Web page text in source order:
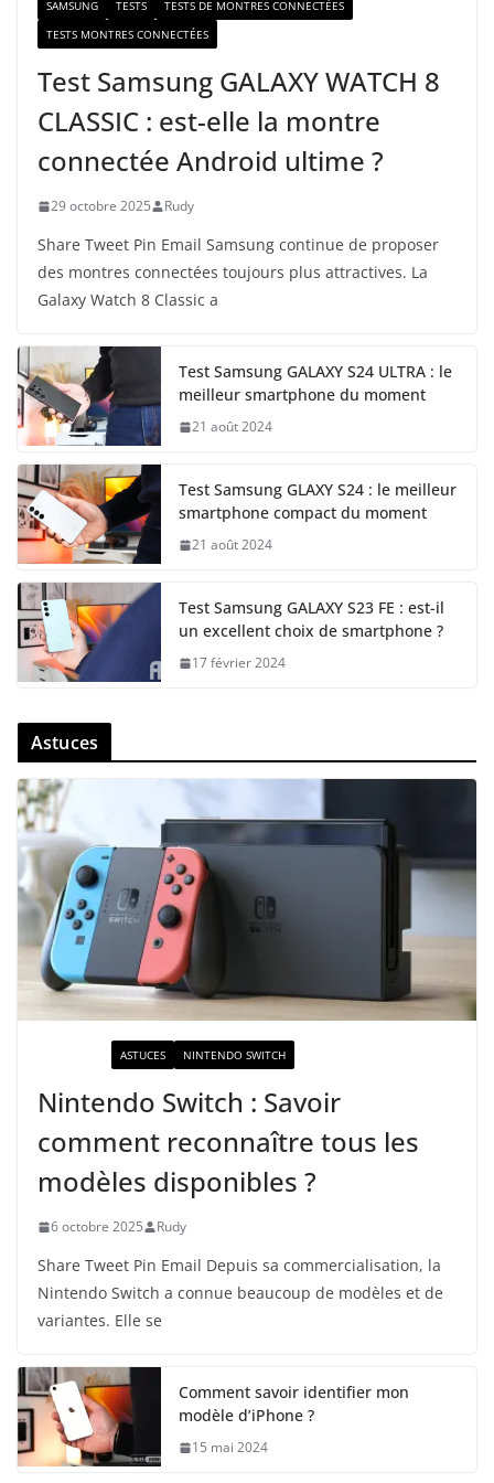
SAMSUNG TESTS
TESTS DE MONTRES CONNECTÉES
TESTS MONTRES CONNECTÉES
Test Samsung GALAXY WATCH 8
CLASSIC : est-elle la montre
connectée Android ultime ?
29 octobre 2025 Rudy
Share Tweet Pin Email Samsung continue de proposer
des montres connectées toujours plus attractives. La
Galaxy Watch 8 Classic a
Test Samsung GALAXY S24 ULTRA : le
meilleur smartphone du moment
21 août 2024
Test Samsung GLAXY S24 : le meilleur
smartphone compact du moment
21 août 2024
Test Samsung GALAXY S23 FE : est-il
un excellent choix de smartphone ?
17 février 2024
Astuces
ASTUCES NINTENDO SWITCH
Nintendo Switch : Savoir
comment reconnaître tous les
modèles disponibles ?
6 octobre 2025 Rudy
Share Tweet Pin Email Depuis sa commercialisation, la
Nintendo Switch a connue beaucoup de modèles et de
variantes. Elle se
Comment savoir identifier mon
modèle d’iPhone ?
15 mai 2024